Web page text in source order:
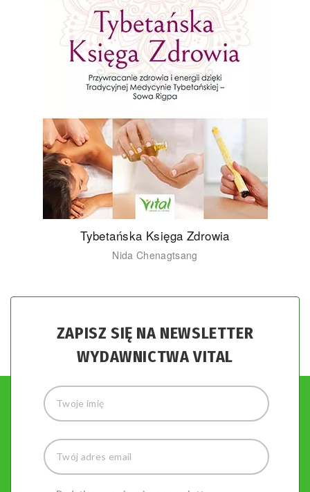
Tybetańska Księga Zdrowia
Nida Chenagtsang
ZAPISZ SIĘ NA NEWSLETTER
WYDAWNICTWA VITAL